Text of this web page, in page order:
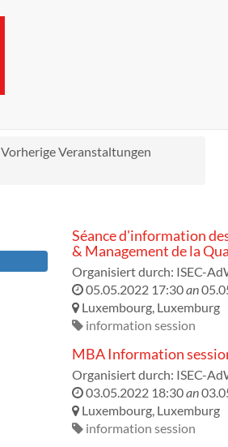
Vorherige Veranstaltungen
Séance d'information
& Management de la
Organisiert durch: ISEC-
05.05.2022 17:30an
Luxembourg, Luxemburg
information session
MBA Information
Organisiert durch: ISEC-
03.05.2022 18:30an
Luxembourg, Luxemburg
information session